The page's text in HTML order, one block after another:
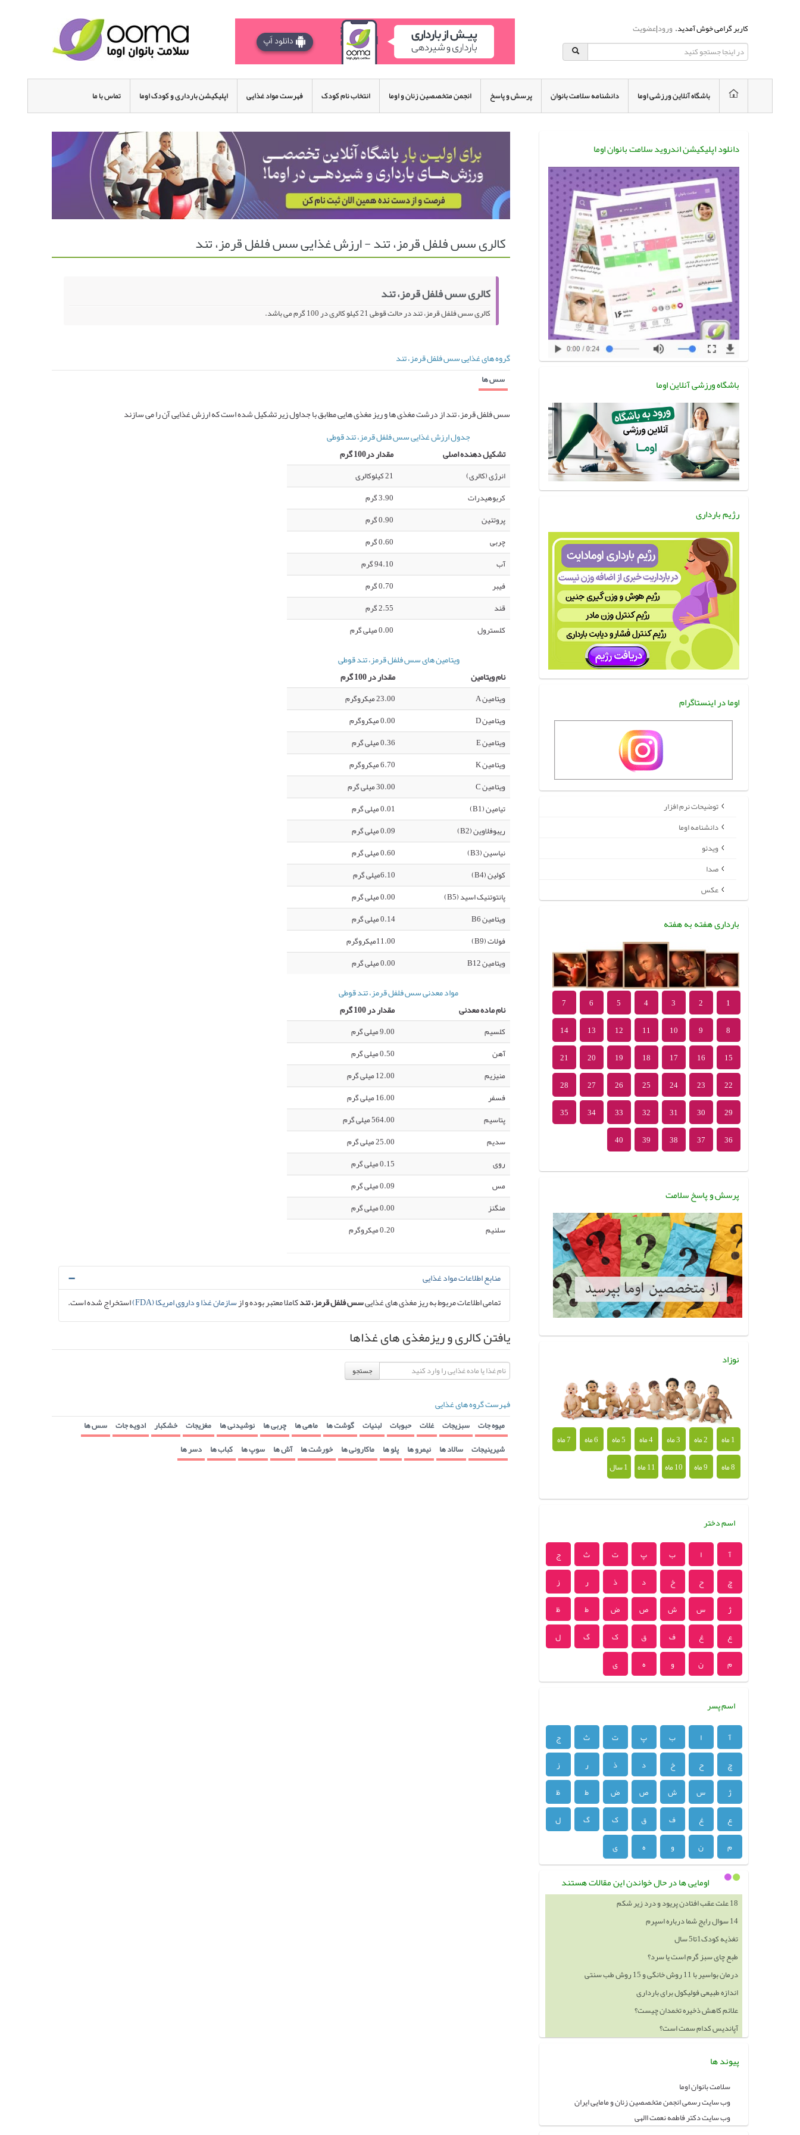
کاربر گرامی خوش آمدید.ورود|عضویت
باشگاه آنلاین ورزشی اوما دانشنامه سلامت بانوان پرسش و پاسخ انجمن متخصصین زنان و اوما انتخاب نام کودک فهرست مواد غذایی اپلیکیشن بارداری و کودک اوما تماس با ما
کالری سس فلفل قرمز، تند - ارزش غذایی سس فلفل قرمز، تند
کالری سس فلفل قرمز، تند
کالری سس فلفل قرمز، تند در حالت قوطی 21 کیلو کالری در 100 گرم می باشد.
گروه های غذایی سس فلفل قرمز، تند
سس ها
سس فلفل قرمز، تند از درشت مغذی ها و ریز مغذی هایی مطابق با جداول زیر تشکیل شده است که ارزش غذایی آن را می سازند
جدول ارزش غذایی سس فلفل قرمز، تند قوطی
تشکیل دهنده اصلی
مقدار در100 گرم
انرژی (کالری)
21 کیلوکالری
کربوهیدرات
3.90 گرم
پروتئین
0.90 گرم
چربی
0.60 گرم
آب
94.10 گرم
فیبر
0.70 گرم
قند
2.55 گرم
کلسترول
0.00 میلی گرم
ویتامین های سس فلفل قرمز، تند قوطی
نام ویتامین
مقدار در 100 گرم
ویتامین A
23.00 میکروگرم
ویتامین D
0.00 میکروگرم
ویتامین E
0.36 میلی گرم
ویتامین K
6.70 میکروگرم
ویتامین C
30.00 میلی گرم
تیامین (B1)
0.01 میلی گرم
ریبوفلاوین (B2)
0.09 میلی گرم
نیاسین (B3)
0.60 میلی گرم
کولین (B4)
6.10میلی گرم
پانتوتنیک اسید (B5)
0.00 میلی گرم
ویتامین B6
0.14 میلی گرم
فولات (B9)
11.00میکروگرم
ویتامین B12
0.00 میلی گرم
مواد معدنی سس فلفل قرمز، تند قوطی
نام ماده معدنی
مقدار در 100 گرم
کلسیم
9.00 میلی گرم
آهن
0.50 میلی گرم
منیزیم
12.00 میلی گرم
فسفر
16.00 میلی گرم
پتاسیم
564.00 میلی گرم
سدیم
25.00 میلی گرم
روی
0.15 میلی گرم
مس
0.09 میلی گرم
منگنز
0.00 میلی گرم
سلنیم
0.20 میکروگرم
منابع اطلاعات مواد غذایی
تمامی اطلاعات مربوط به ریز مغذی های غذاییسس فلفل قرمز، تندکاملا معتبر بوده و ازسازمان غذا و داروی امریکا (FDA) استخراج شده است.
یافتن کالری و ریزمغذی های غذاها
جستجو
فهرست گروه های غذایی
میوه جات سبزیجات غلات حبوبات لبنیات گوشت ها ماهی ها چربی ها نوشیدنی ها مغزیجات خشکبار ادویه جات سس ها
شیرینیجات سالاد ها نیمرو ها پلو ها ماکارونی ها خورشت ها آش ها سوپ ها کباب ها دسر ها
دانلود اپلیکیشن اندروید سلامت بانوان اوما
باشگاه ورزشی آنلاین اوما
رژیم بارداری
اوما در اینستاگرام
توضیحات نرم افزار
دانشنامه اوما
ویدئو
صدا
عکس
بارداری هفته به هفته
1
2
3
4
5
6
7
8
9
10
11
12
13
14
15
16
17
18
19
20
21
22
23
24
25
26
27
28
29
30
31
32
33
34
35
36
37
38
39
40
پرسش و پاسخ سلامت
نوزاد
1 ماه 2 ماه 3 ماه 4 ماه 5 ماه 6 ماه
7 ماه
8 ماه
9 ماه 10 ماه 11 ماه 1 سال
اسم دختر
آ ا ب پ ت ث
ج
چ
ح خ د ذ ر
ز
ژ
س ش ص ض ط
ظ
ع
غ ف ق ک گ
ل
م
ن و ه ی
اسم پسر
آ ا ب پ ت ث
ج
چ
ح خ د ذ ر
ز
ژ
س ش ص ض ط
ظ
ع
غ ف ق ک گ
ل
م
ن و ه ی
اومایی ها در حال خواندن این مقالات هستند
18 علت عقب افتادن پریود و درد زیر شکم
14 سوال رایج شما درباره اسپرم
تغذیه کودک1تا5 سال
طبع چای سبز گرم است یا سرد؟
درمان بواسیر با 11 روش خانگی و 15 روش طب سنتی
اندازه طبیعی فولیکول برای بارداری
علائم کاهش ذخیره تخمدان چیست؟
آپاندیس کدام سمت است؟
پیوند ها
سلامت بانوان اوما
وب سایت رسمی انجمن متخصصین زنان و مامایی ایران
وب سایت دکتر فاطمه نعمت االهی